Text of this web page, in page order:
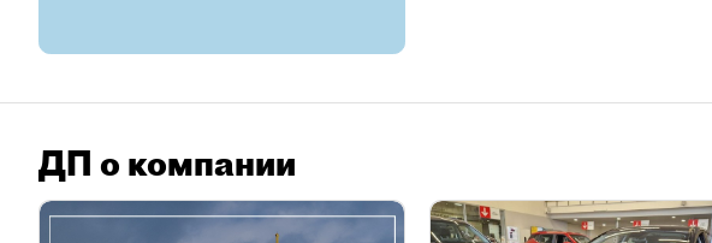
ДП о компании